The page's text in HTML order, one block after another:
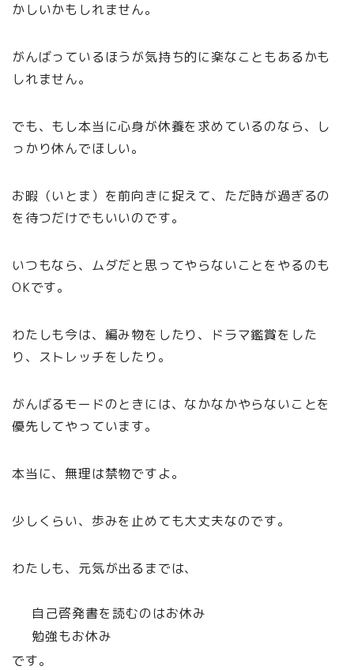
かしいかもしれません。
がんばっているほうが気持ち的に楽なこともあるかも
しれません。
でも、もし本当に心身が休養を求めているのなら、し
っかり休んでほしい。
お暇（いとま）を前向きに捉えて、ただ時が過ぎるの
を待つだけでもいいのです。
いつもなら、ムダだと思ってやらないことをやるのも
OKです。
わたしも今は、編み物をしたり、ドラマ鑑賞をした
り、ストレッチをしたり。
がんばるモードのときには、なかなかやらないことを
優先してやっています。
本当に、無理は禁物ですよ。
少しくらい、歩みを止めても大丈夫なのです。
わたしも、元気が出るまでは、
自己啓発書を読むのはお休み
勉強もお休み
です。